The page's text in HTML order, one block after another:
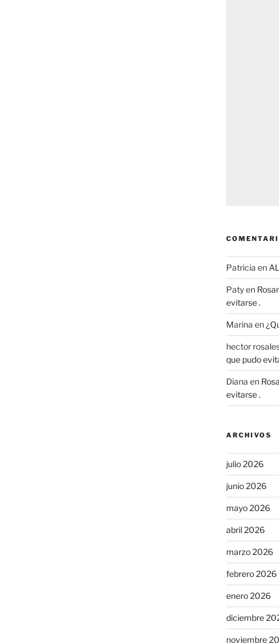
Patricia en
Patyen
evitarse .
Marina en
hector
que pudo
Diana en
evitarse .
ARCHIVOS
julio 2026
junio 2026
mayo 2026
abril 2026
marzo 2026
febrero 2026
enero 2026
diciembre
noviembre